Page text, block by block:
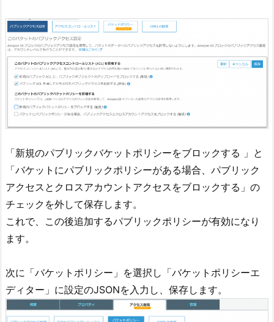
「新規のパブリックバケットポリシーをブロックする 」と
「バケットにパブリックポリシーがある場合、パブリック
アクセスとクロスアカウントアクセスをブロックする」の
チェックを外して保存します。
これで、この後追加するパブリックポリシーが有効になり
ます。
次に「バケットポリシー」を選択し「バケットポリシーエ
ディター」に設定のJSONを入力し、保存します。